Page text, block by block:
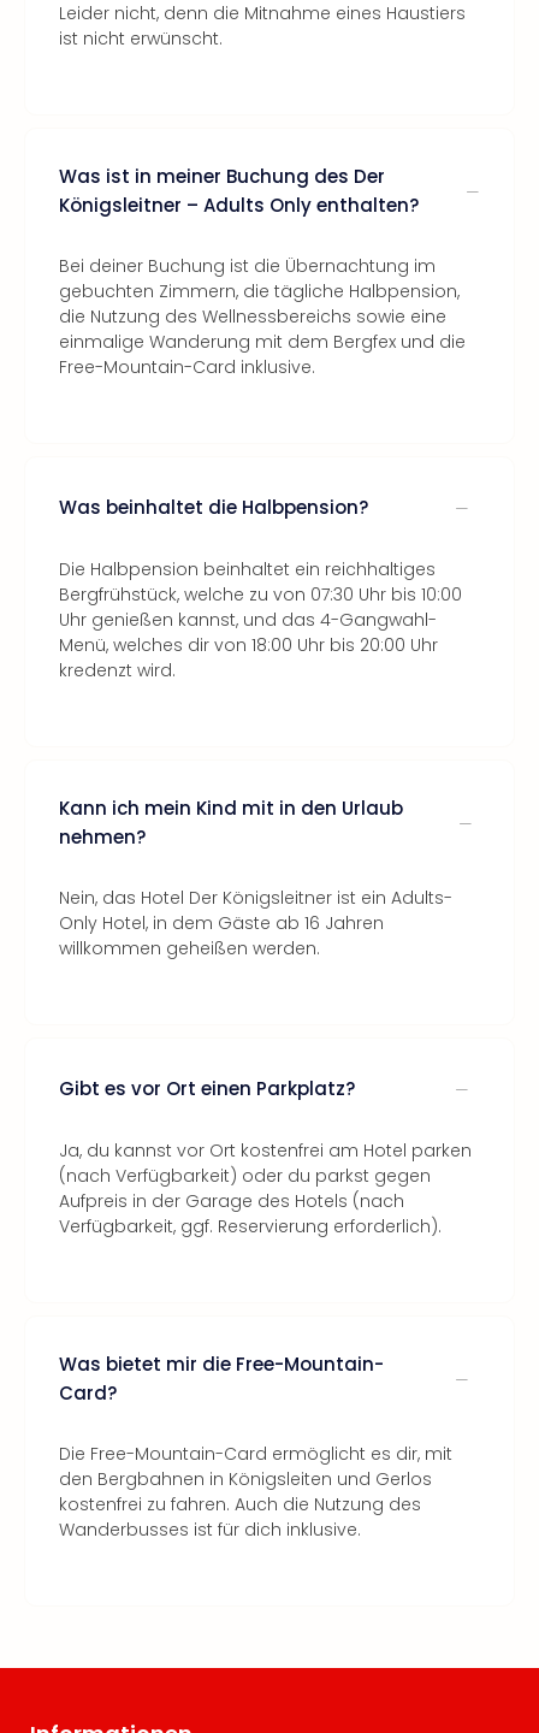
Leider nicht, denn die Mitnahme eines Haustiers
ist nicht erwünscht.
Was ist in meiner Buchung des Der
Königsleitner – Adults Only enthalten?
Bei deiner Buchung ist die Übernachtung im
gebuchten Zimmern, die tägliche Halbpension,
die Nutzung des Wellnessbereichs sowie eine
einmalige Wanderung mit dem Bergfex und die
Free-Mountain-Card inklusive.
Was beinhaltet die Halbpension?
Die Halbpension beinhaltet ein reichhaltiges
Bergfrühstück, welche zu von 07:30 Uhr bis 10:00
Uhr genießen kannst, und das 4-Gangwahl-
Menü, welches dir von 18:00 Uhr bis 20:00 Uhr
kredenzt wird.
Kann ich mein Kind mit in den Urlaub
nehmen?
Nein, das Hotel Der Königsleitner ist ein Adults-
Only Hotel, in dem Gäste ab 16 Jahren
willkommen geheißen werden.
Gibt es vor Ort einen Parkplatz?
Ja, du kannst vor Ort kostenfrei am Hotel parken
(nach Verfügbarkeit) oder du parkst gegen
Aufpreis in der Garage des Hotels (nach
Verfügbarkeit, ggf. Reservierung erforderlich).
Was bietet mir die Free-Mountain-
Card?
Die Free-Mountain-Card ermöglicht es dir, mit
den Bergbahnen in Königsleiten und Gerlos
kostenfrei zu fahren. Auch die Nutzung des
Wanderbusses ist für dich inklusive.